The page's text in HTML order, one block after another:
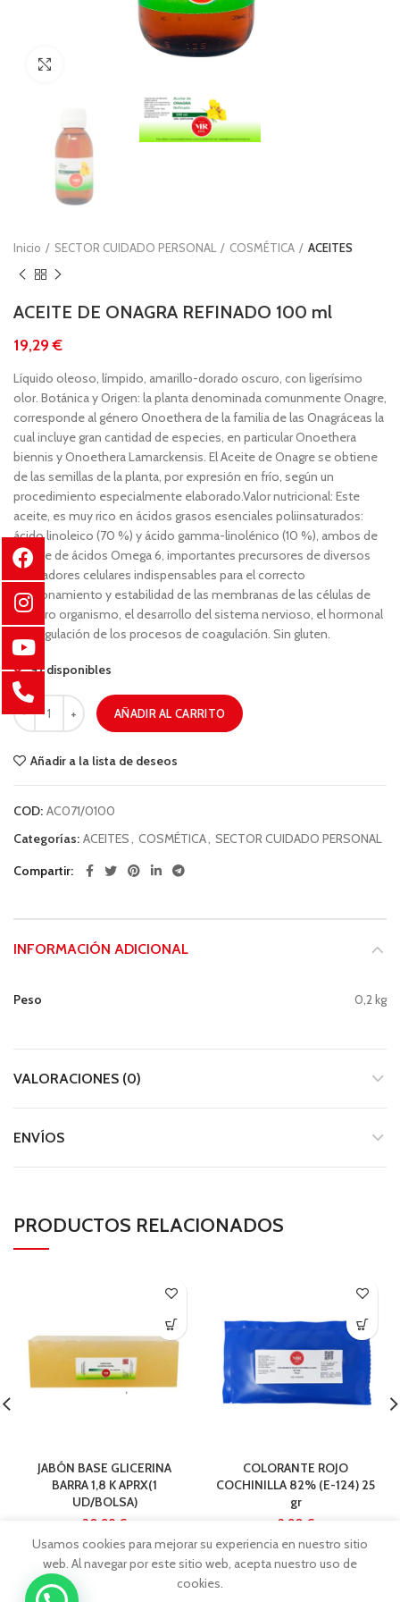
Inicio SECTOR CUIDADO PERSONAL COSMÉTICA ACEITES
ACEITE DE ONAGRA REFINADO 100 ml
€
Líquido oleoso, límpido, amarillo-dorado oscuro, con ligerísimo
olor. Botánica y Origen: la planta denominada comunmente Onagre,
corresponde al género Onoethera de la familia de las Onagráceas la
cual incluye gran cantidad de especies, en particular Onoethera
biennis y Onoethera Lamarckensis. El Aceite de Onagre se obtiene
de las semillas de la planta, por expresión en frío, según un
procedimiento especialmente elaborado.Valor nutricional: Este
aceite, es muy rico en ácidos grasos esenciales poliinsaturados:
ácido linoleico (70 %) y ácido gamma-linolénico (10 %), ambos de
la serie de ácidos Omega 6, importantes precursores de diversos
mediadores celulares indispensables para el correcto
funcionamiento y estabilidad de las membranas de las células de
nuestro organismo, el desarrollo del sistema nervioso, el hormonal
y la regulación de los procesos de coagulación. Sin gluten.
97 disponibles
AÑADIR AL CARRITO
Añadir a la lista de deseos
COD: AC071/0100
Categorías: ACEITES, COSMÉTICA, SECTOR CUIDADO PERSONAL
Compartir
INFORMACIÓN ADICIONAL
Peso 0,2 kg
VALORACIONES (0)
ENVÍOS
PRODUCTOS RELACIONADOS
JABÓN BASE GLICERINA
BARRA 1,8 K APRX(1
UD/BOLSA)
€
COLORANTE ROJO
COCHINILLA 82% (E-124) 25
gr
€
Usamos cookies para mejorar su experiencia en nuestro sitio
web. Al navegar por este sitio web, acepta nuestro uso de
cookies.